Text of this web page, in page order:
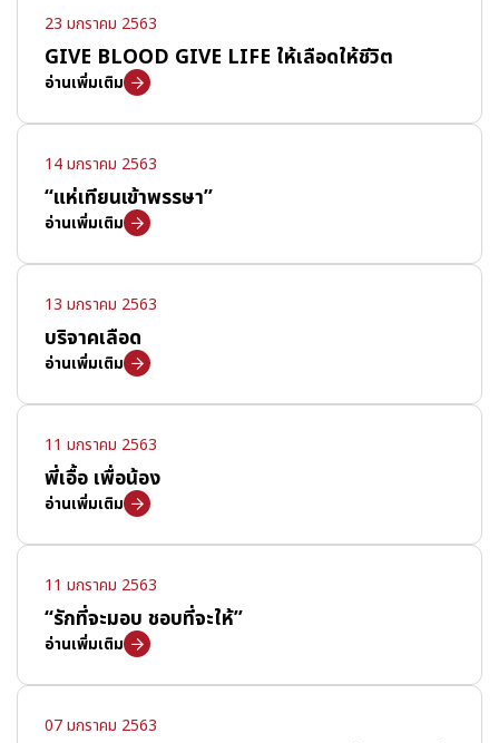
23 มกราคม 2563
GIVE BLOOD GIVE LIFE ให้เลือดให้ชีวิต
อ่านเพิ่มเติม
14 มกราคม 2563
“แห่เทียนเข้าพรรษา”
อ่านเพิ่มเติม
13 มกราคม 2563
บริจาคเลือด
อ่านเพิ่มเติม
11 มกราคม 2563
พี่เอื้อ เพื่อน้อง
อ่านเพิ่มเติม
11 มกราคม 2563
“รักที่จะมอบ ชอบที่จะให้”
อ่านเพิ่มเติม
07 มกราคม 2563